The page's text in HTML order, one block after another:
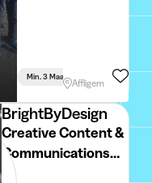
Min. 3 Maand Voltijds
Affligem
BrightByDesign
Creative Content &
Communications
Intern (Multi-